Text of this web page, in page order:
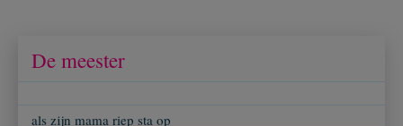
De meester
als zijn mama riep sta op